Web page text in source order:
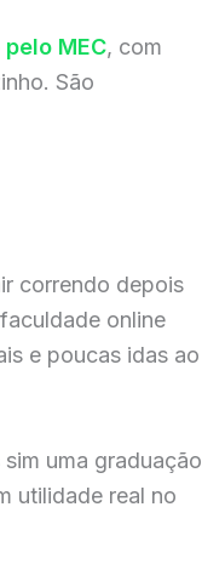
MEC, com
São
correndo depois
online
e poucas idas ao
sim uma graduação
utilidade real no